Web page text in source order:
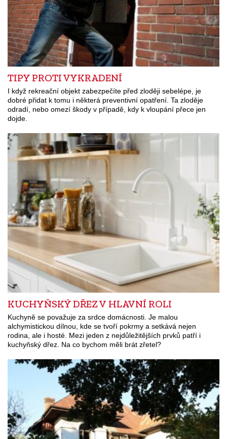
TIPY PROTI VYKRADENÍ
I když rekreační objekt zabezpečíte před zloději sebelépe, je
dobré přidat k tomu i některá preventivní opatření. Ta zloděje
odradí, nebo omezí škody v případě, kdy k vloupání přece jen
dojde.
KUCHYŇSKÝ DŘEZ V HLAVNÍ ROLI
Kuchyně se považuje za srdce domácnosti. Je malou
alchymistickou dílnou, kde se tvoří pokrmy a setkává nejen
rodina, ale i hosté. Mezi jeden z nejdůležitějších prvků patří i
kuchyňský dřez. Na co bychom měli brát zřetel?